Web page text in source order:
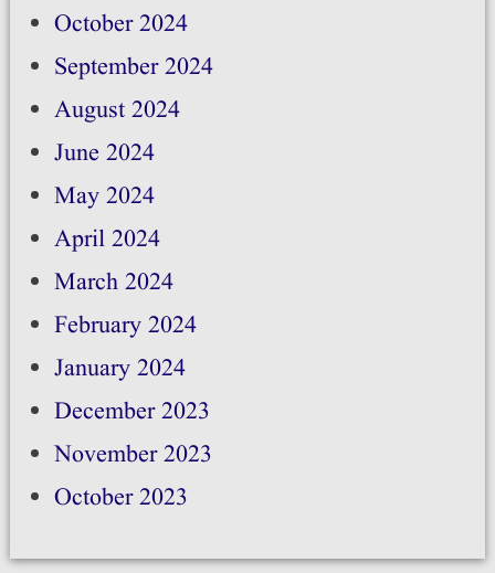
October 2024
September 2024
August 2024
June 2024
May 2024
April 2024
March 2024
February 2024
January 2024
December 2023
November 2023
October 2023